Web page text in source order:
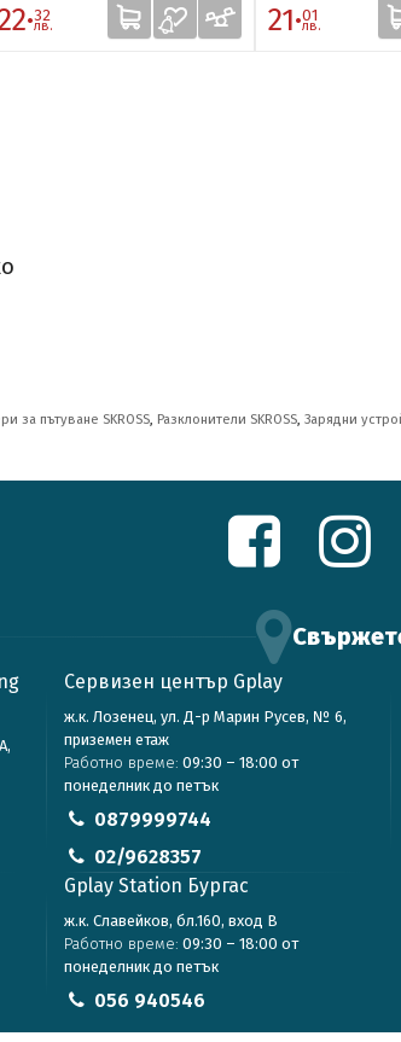
32
лв. 21·01
лв.
за пътуване SKROSS, Разклонители SKROSS, Зарядни
Сервизен център Gplay
ж.к. Лозенец, ул. Д-р Марин Русев, № 6,
приземен етаж
Работно време: 09:30 – 18:00 от
понеделник до петък
0879999744
02/9628357
Gplay Station Бургас
ж.к. Славейков, бл.160, вход В
Работно време: 09:30 – 18:00 от
понеделник до петък
056 940546